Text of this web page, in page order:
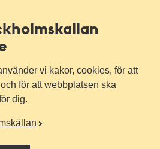
vi kakor, cookies, för att
för att webbplatsen ska
dig.